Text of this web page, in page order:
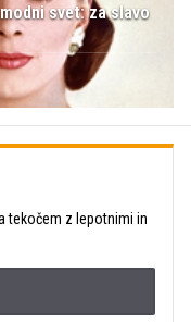
svet: za slavo
tekočem z lepotnimi in